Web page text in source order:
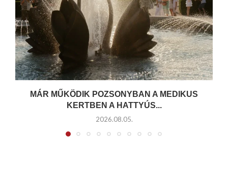
MÁR MŰKÖDIK POZSONYBAN A MEDIKUS
KERTBEN A HATTYÚS...
2026.08.05.